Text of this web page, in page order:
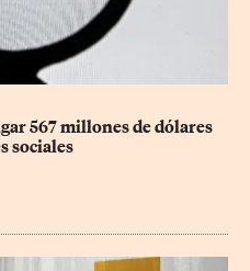
567 millones de dólares
sociales